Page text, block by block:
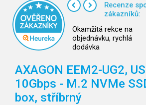
Recenze
zákazníků:
Okamžitá rekce na
objednávku, rychlá
dodávka
AXAGON EEM2-UG2,
10Gbps - M.2 NVMe
box, stříbrný